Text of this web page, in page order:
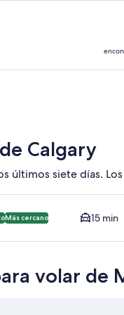
salida el vie, 9 oct.
Calgary
últimos siete días.
YYC. Opción más
Más cercano 15 min
volar de